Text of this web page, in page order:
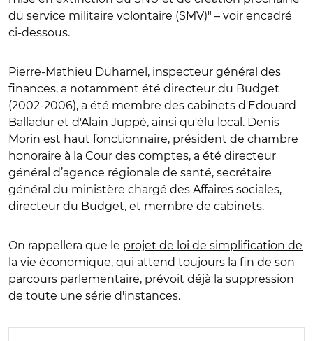
du service militaire volontaire (SMV)" – voir encadré
ci-dessous.
Pierre-Mathieu Duhamel, inspecteur général des
finances, a notamment été directeur du Budget
(2002-2006), a été membre des cabinets d'Edouard
Balladur et d'Alain Juppé, ainsi qu'élu local. Denis
Morin est haut fonctionnaire, président de chambre
honoraire à la Cour des comptes, a été directeur
général d’agence régionale de santé, secrétaire
général du ministère chargé des Affaires sociales,
directeur du Budget, et membre de cabinets.
On rappellera que le projet de loi de simplification de
la vie économique, qui attend toujours la fin de son
parcours parlementaire, prévoit déjà la suppression
de toute une série d'instances.